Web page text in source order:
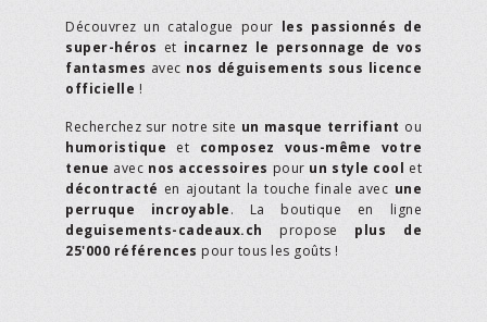
Découvrez un catalogue pour les passionnés de
super-héros et incarnez le personnage de vos
fantasmes avec nos déguisements sous licence
officielle !
Recherchez sur notre site un masque terrifiant ou
humoristique et composez vous-même votre
tenue avec nos accessoires pour un style cool et
décontracté en ajoutant la touche finale avec une
perruque incroyable. La boutique en ligne
deguisements-cadeaux.ch propose plus de
25'000 références pour tous les goûts !